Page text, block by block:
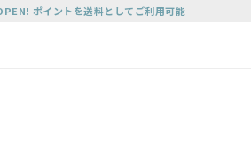
ポイントを送料としてご利用可能